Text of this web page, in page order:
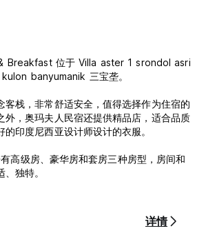
Breakfast 位于 Villa aster 1 srondol asri
banyumanik 三宝垄。
客栈，非常舒适安全，值得选择作为住宿的
外，奥玛夫人民宿还提供精品店，适合品质
印度尼西亚设计师设计的衣服。
高级房、豪华房和套房三种房型，房间和
独特。
。
。
详情